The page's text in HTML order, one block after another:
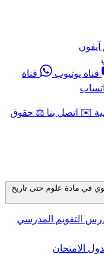
قناة يوتيوب
قناة
✉️ اتصل بنا ⚖️ حقوق
في مادة علوم حتى تاريخ
التقويم المدرسي
الامتحان